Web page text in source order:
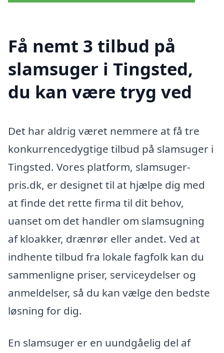
Få nemt 3 tilbud på
slamsuger i Tingsted,
du kan være tryg ved
Det har aldrig været nemmere at få tre
konkurrencedygtige tilbud på slamsuger i
Tingsted. Vores platform, slamsuger-
pris.dk, er designet til at hjælpe dig med
at finde det rette firma til dit behov,
uanset om det handler om slamsugning
af kloakker, drænrør eller andet. Ved at
indhente tilbud fra lokale fagfolk kan du
sammenligne priser, serviceydelser og
anmeldelser, så du kan vælge den bedste
løsning for dig.
En slamsuger er en uundgåelig del af